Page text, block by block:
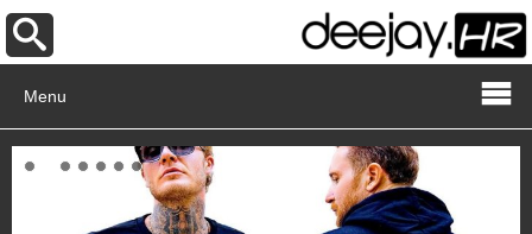
Menu